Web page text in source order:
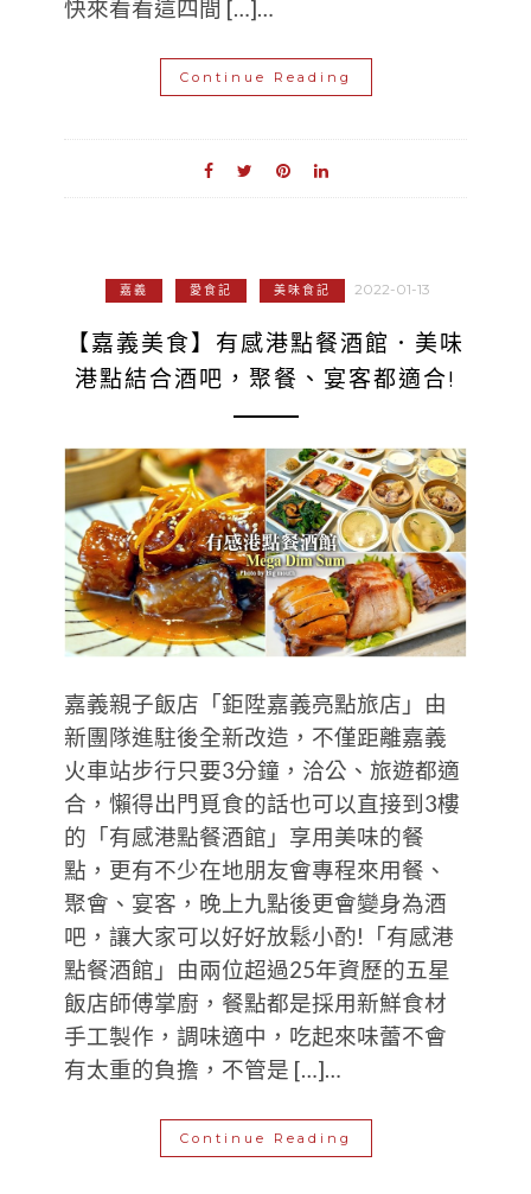
快來看看這四間 […]…
Continue Reading
嘉義 愛食記 美味食記 2022-01-13
【嘉義美食】有感港點餐酒館．美味
港點結合酒吧，聚餐、宴客都適合!
嘉義親子飯店「鉅陞嘉義亮點旅店」由
新團隊進駐後全新改造，不僅距離嘉義
火車站步行只要3分鐘，洽公、旅遊都適
合，懶得出門覓食的話也可以直接到3樓
的「有感港點餐酒館」享用美味的餐
點，更有不少在地朋友會專程來用餐、
聚會、宴客，晚上九點後更會變身為酒
吧，讓大家可以好好放鬆小酌!「有感港
點餐酒館」由兩位超過25年資歷的五星
飯店師傅掌廚，餐點都是採用新鮮食材
手工製作，調味適中，吃起來味蕾不會
有太重的負擔，不管是 […]…
Continue Reading